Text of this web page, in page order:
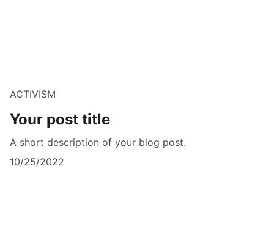
ACTIVISM
Your post title
A short description of your blog post.
10/25/2022